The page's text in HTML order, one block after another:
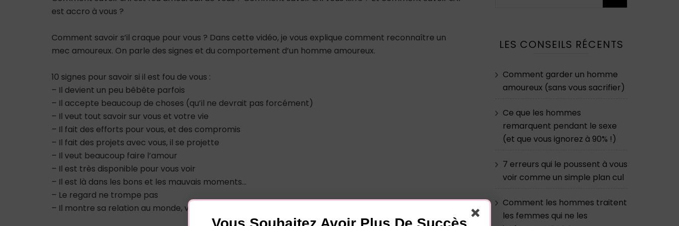
est accro à vous ?
Comment savoir s’il craque pour vous ? Dans cette vidéo, je vous explique comment reconnaître un
mec amoureux. On parle des signes et du comportement d’un homme amoureux.
10 signes pour savoir si il est fou de vous :
– Il devient un peu bêbête parfois
– Il accepte beaucoup de choses (qu’il ne devrait pas forcément)
– Il veut tout savoir sur vous et votre vie
– Il fait des efforts pour vous, et des compromis
– Il fait des projets avec vous, il se projette
– Il veut beaucoup faire l’amour
– Il est très disponible pour vous voir
– Il est là dans les bons et les mauvais moments…
– Le regard ne trompe pas
– Il montre sa relation au monde, vous présente à sa famille, ses potes, etc.
LES CONSEILS RÉCENTS
Comment garder un homme
amoureux (sans vous sacrifier)
Ce que les hommes
remarquent pendant le sexe
(et que vous ignorez à 90% !)
7 erreurs qui le poussent à vous
voir comme un simple plan cul
Comment les hommes traitent
les femmes qui ne les